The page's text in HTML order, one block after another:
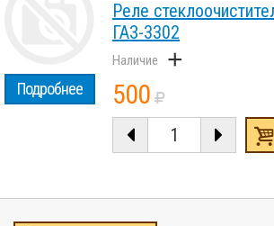
Подробнее
Реле
ГАЗ-3302
+
500